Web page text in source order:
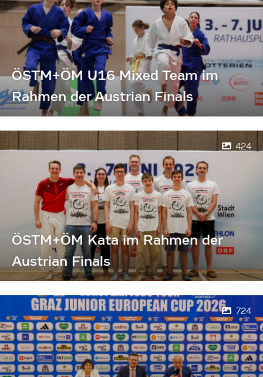
ÖSTM+ÖM U16 Mixed Team im
Rahmen der Austrian Finals
424
ÖSTM+ÖM Kata im Rahmen der
Austrian Finals
724